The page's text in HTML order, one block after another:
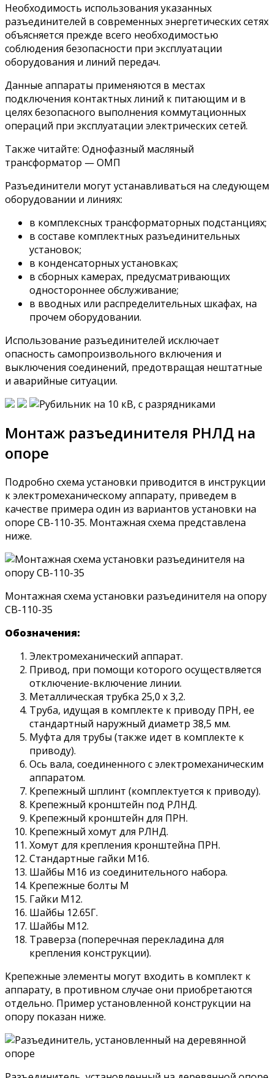
Необходимость использования указанных
разъединителей в современных энергетических сетях
объясняется прежде всего необходимостью
соблюдения безопасности при эксплуатации
оборудования и линий передач.
Данные аппараты применяются в местах
подключения контактных линий к питающим и в
целях безопасного выполнения коммутационных
операций при эксплуатации электрических сетей.
Также читайте: Однофазный масляный
трансформатор — ОМП
Разъединители могут устанавливаться на следующем
оборудовании и линиях:
в комплексных трансформаторных подстанциях;
в составе комплектных разъединительных
установок;
в конденсаторных установках;
в сборных камерах, предусматривающих
одностороннее обслуживание;
в вводных или распределительных шкафах, на
прочем оборудовании.
Использование разъединителей исключает
опасность самопроизвольного включения и
выключения соединений, предотвращая нештатные
и аварийные ситуации.
Монтаж разъединителя РНЛД на
опоре
Подробно схема установки приводится в инструкции
к электромеханическому аппарату, приведем в
качестве примера один из вариантов установки на
опоре CB-110-35. Монтажная схема представлена
ниже.
Монтажная схема установки разъединителя на опору
CB-110-35
Обозначения:
Электромеханический аппарат.
Привод, при помощи которого осуществляется
отключение-включение линии.
Металлическая трубка 25,0 х 3,2.
Труба, идущая в комплекте к приводу ПРН, ее
стандартный наружный диаметр 38,5 мм.
Муфта для трубы (также идет в комплекте к
приводу).
Ось вала, соединенного с электромеханическим
аппаратом.
Крепежный шплинт (комплектуется к приводу).
Крепежный кронштейн под РЛНД.
Крепежный кронштейн для ПРН.
Крепежный хомут для РЛНД.
Хомут для крепления кронштейна ПРН.
Стандартные гайки M16.
Шайбы M16 из соединительного набора.
Крепежные болты M
Гайки M12.
Шайбы 12.65Г.
Шайбы M12.
Траверза (поперечная перекладина для
крепления конструкции).
Крепежные элементы могут входить в комплект к
аппарату, в противном случае они приобретаются
отдельно. Пример установленной конструкции на
опору показан ниже.